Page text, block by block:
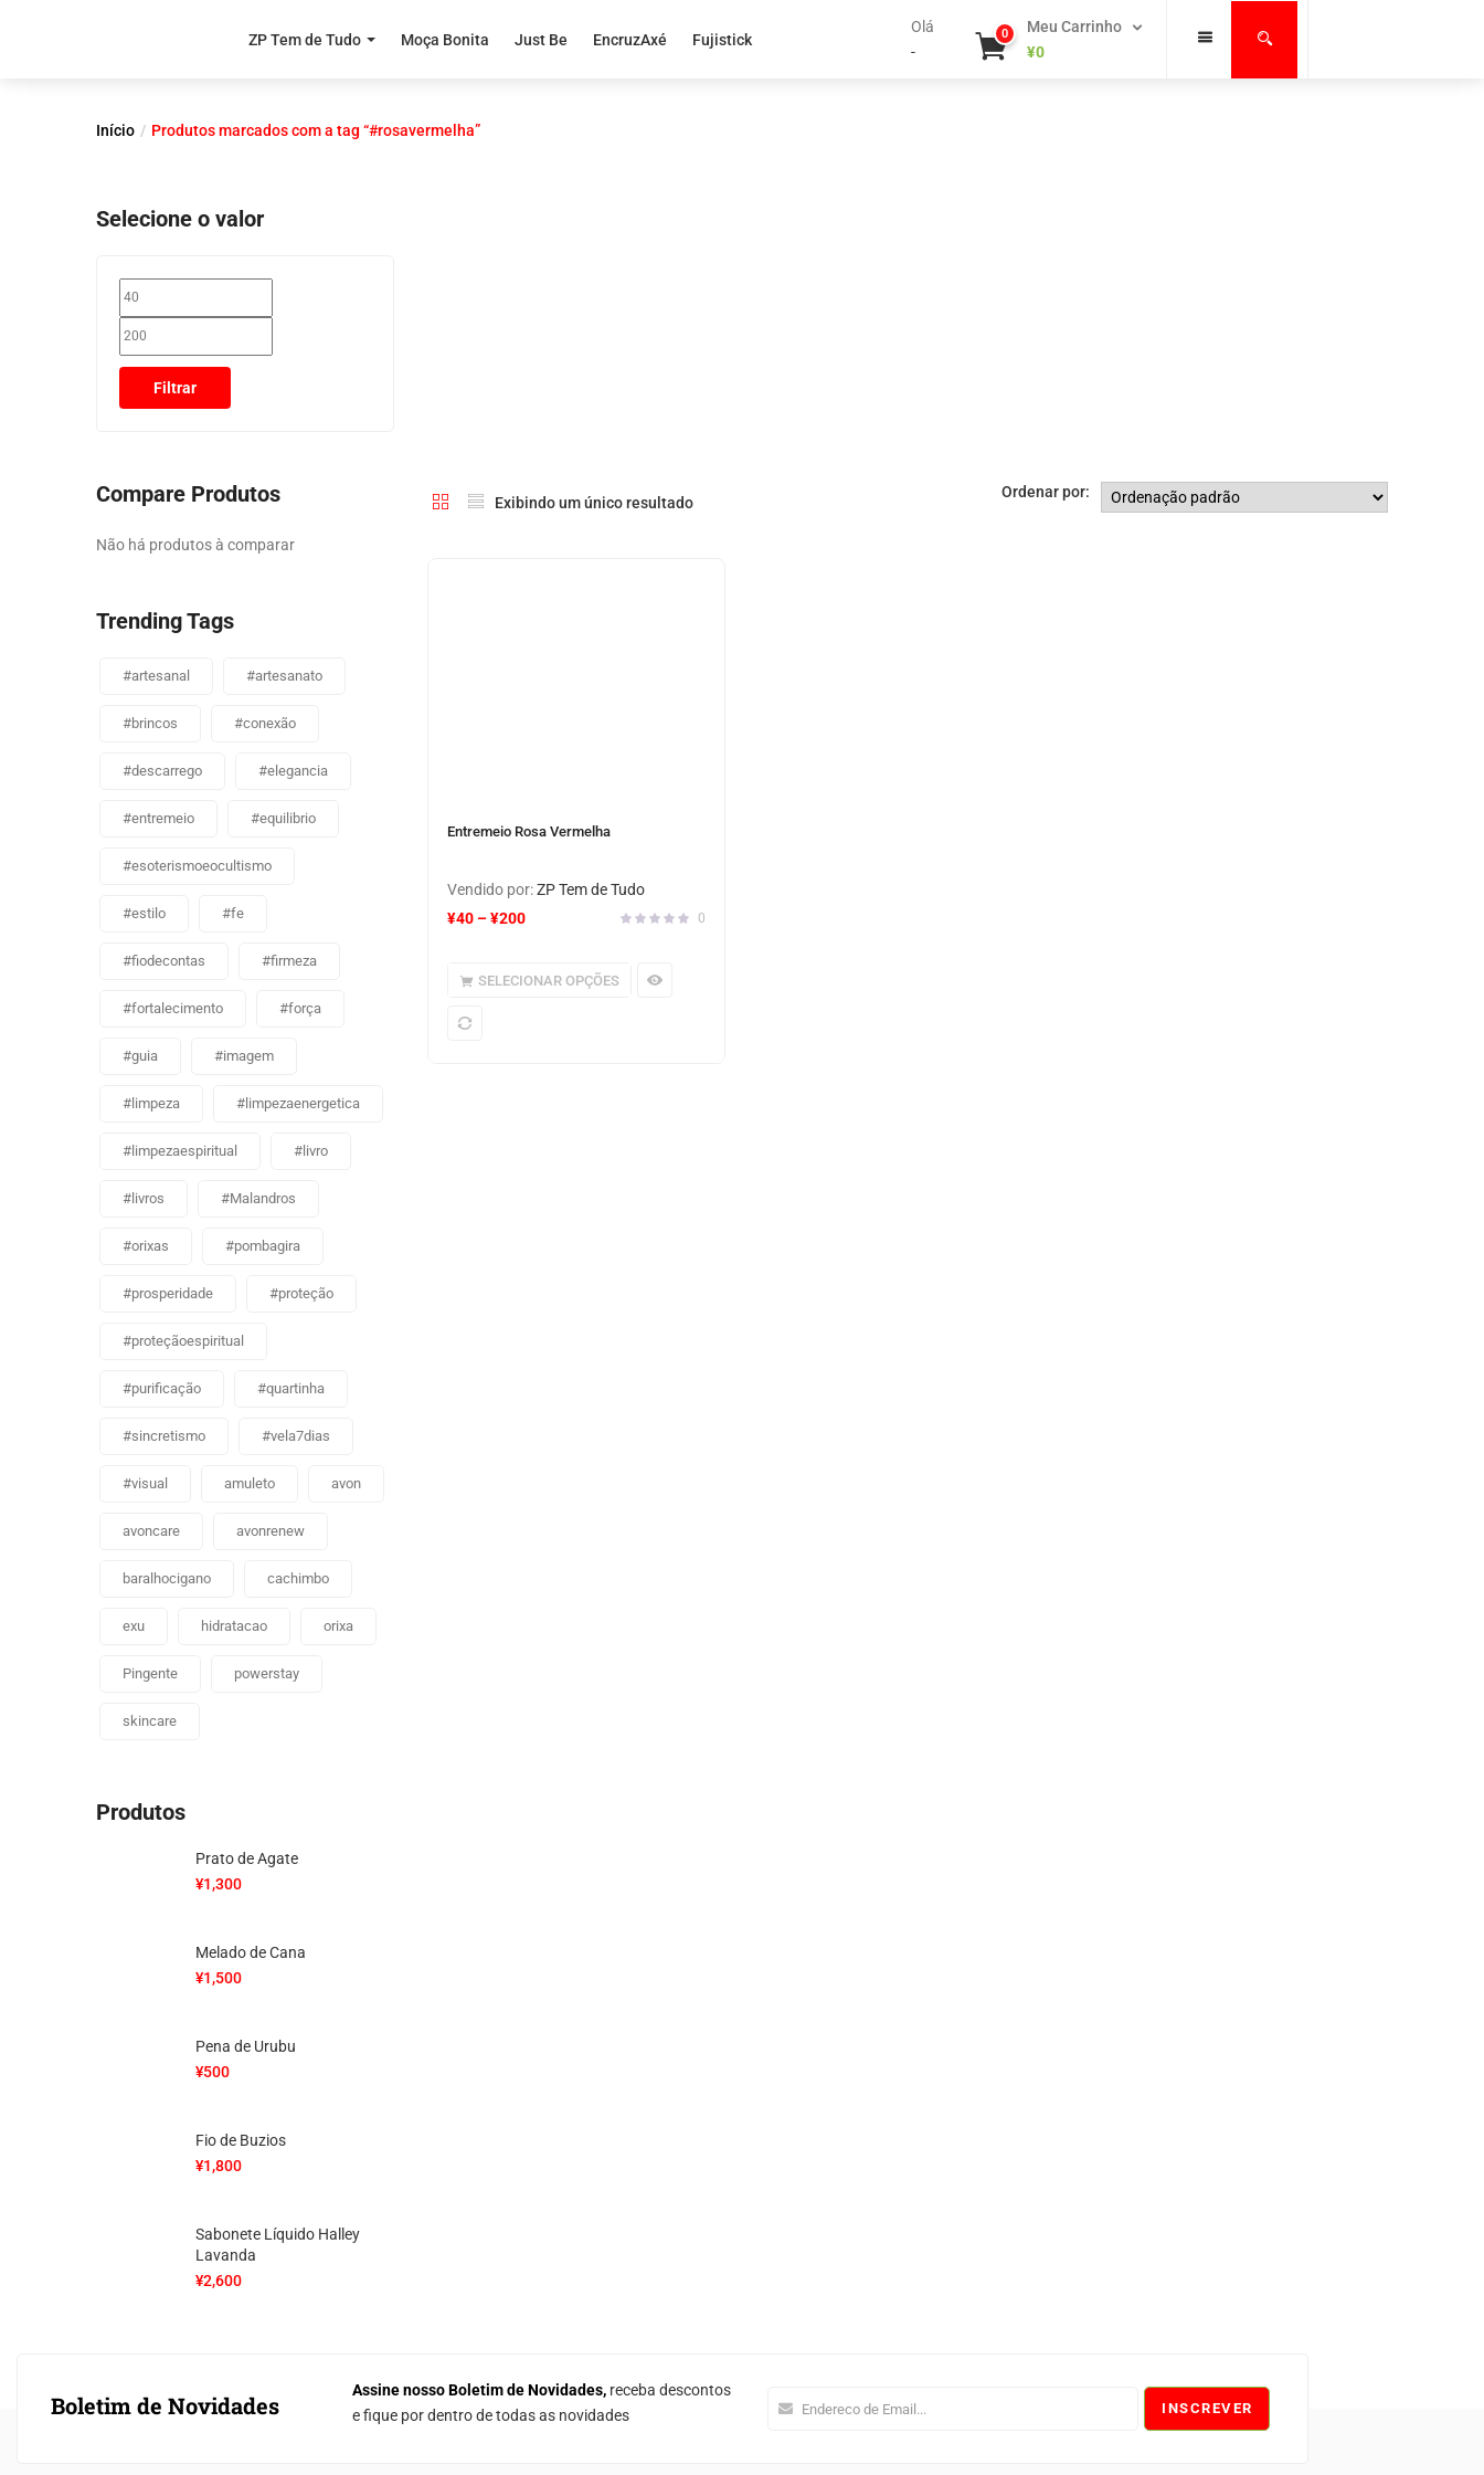
ZP Tem de Tudo Moça Bonita Just Be EncruzAxé Fujistick
Olá
-
Meu Carrinho
0
¥0
Início Produtos marcados com a tag “#rosavermelha”
Exibindo um único resultado
Ordenar por:
Entremeio Rosa Vermelha
Vendido por:ZP Tem de Tudo
0
¥40 –¥200
SELECIONAR OPÇÕES
Selecione o valor
Filtrar
Compare Produtos
Não há produtos à comparar
Trending Tags
#artesanal #artesanato
#brincos #conexão
#descarrego #elegancia
#entremeio #equilibrio
#esoterismoeocultismo
#estilo #fe
#fiodecontas #firmeza
#fortalecimento #força
#guia #imagem
#limpeza #limpezaenergetica
#limpezaespiritual #livro
#livros #Malandros
#orixas #pombagira
#prosperidade #proteção
#proteçãoespiritual
#purificação #quartinha
#sincretismo #vela7dias
#visual amuleto avon
avoncare avonrenew
baralhocigano cachimbo
exu hidratacao orixa
Pingente powerstay
skincare
Produtos
Prato de Agate
¥1,300
Melado de Cana
¥1,500
Pena de Urubu
¥500
Fio de Buzios
¥1,800
Sabonete Líquido Halley
Lavanda
¥2,600
Boletim de Novidades
Assine nosso Boletim de Novidades, receba descontos
e fique por dentro de todas as novidades
INSCREVER